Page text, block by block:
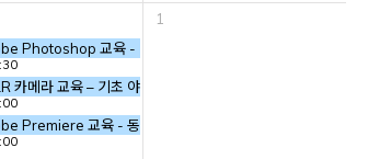
기본 요소, 카메라의 기본 구조)
기 (초급)
Photoshop 교육 - 기본 툴 익히기 (초급)
카메라 교육 – 기초 야외 촬영 (사진의 기본 요소, 카메라의
Premiere 교육 - 동영상 편집
1